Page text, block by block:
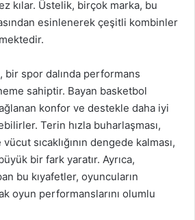
kılar. Üstelik, birçok marka, bu
esinlenerek çeşitli kombinler
bir spor dalında performans
sahiptir. Bayan basketbol
konfor ve destekle daha iyi
Terin hızla buharlaşması,
sıcaklığının dengede kalması,
bir fark yaratır. Ayrıca,
bu kıyafetler, oyuncuların
oyun performanslarını olumlu